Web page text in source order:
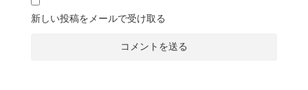
新しい投稿をメールで受け取る